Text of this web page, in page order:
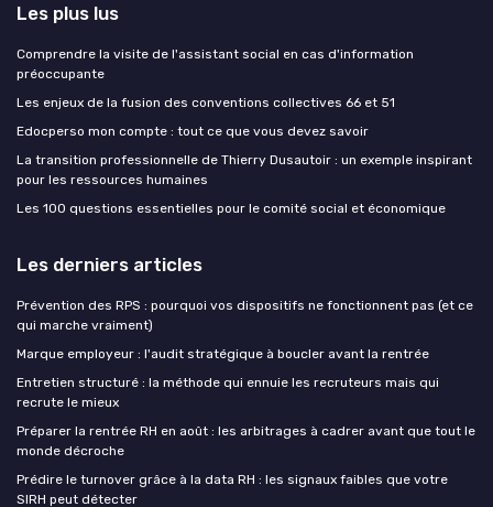
Les plus lus
Comprendre la visite de l'assistant social en cas d'information
préoccupante
Les enjeux de la fusion des conventions collectives 66 et 51
Edocperso mon compte : tout ce que vous devez savoir
La transition professionnelle de Thierry Dusautoir : un exemple inspirant
pour les ressources humaines
Les 100 questions essentielles pour le comité social et économique
Les derniers articles
Prévention des RPS : pourquoi vos dispositifs ne fonctionnent pas (et ce
qui marche vraiment)
Marque employeur : l'audit stratégique à boucler avant la rentrée
Entretien structuré : la méthode qui ennuie les recruteurs mais qui
recrute le mieux
Préparer la rentrée RH en août : les arbitrages à cadrer avant que tout le
monde décroche
Prédire le turnover grâce à la data RH : les signaux faibles que votre
SIRH peut détecter